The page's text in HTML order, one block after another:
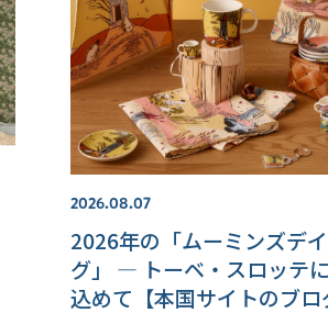
2026.08.07
2026年の「ムーミンズデ
グ」 ― トーベ・スロッテ
込めて【本国サイトのブロ